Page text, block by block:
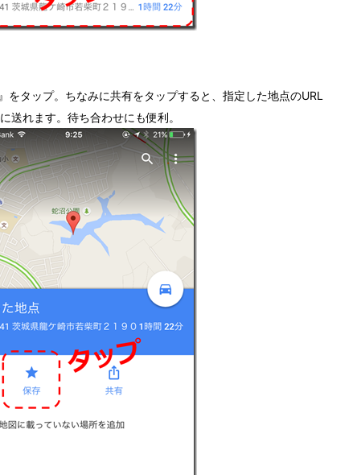
をタップ。ちなみに共有をタップすると、指定した地点のURL
送れます。待ち合わせにも便利。